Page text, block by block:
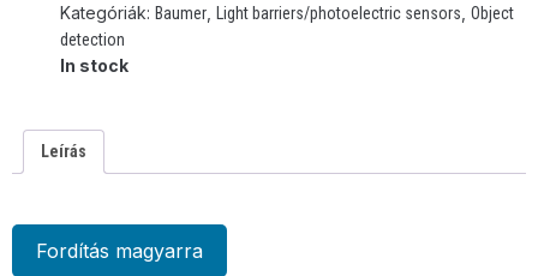
Kategóriák: Baumer Light barriers/photoelectric sensors Object
detection
In stock
Leírás
Fordítás magyarra